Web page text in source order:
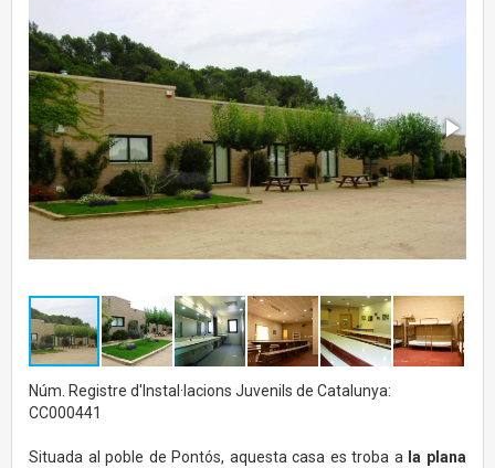
Núm. Registre d'Instal·lacions Juvenils de Catalunya:
CC000441
Situada al poble de Pontós, aquesta casa es troba a la plana